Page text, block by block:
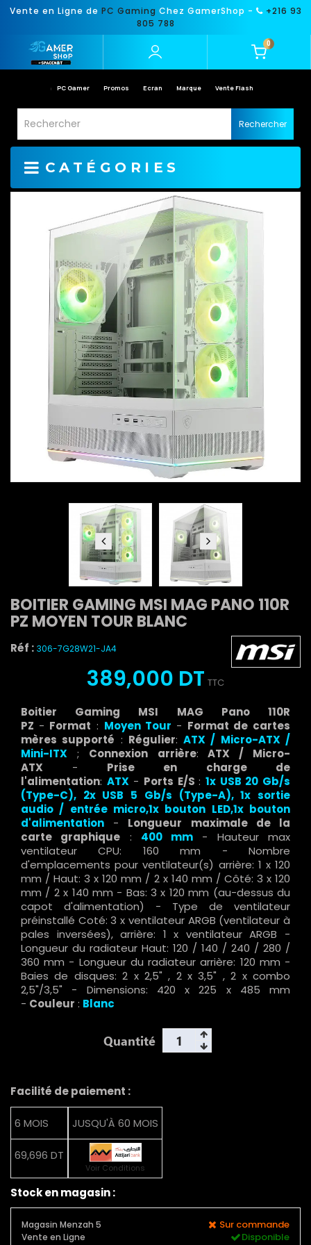
Vente en Ligne de PC Gaming Chez GamerShop -
+216 93
805 788
0
PC Gamer Promos Ecran Marque Vente Flash
Rechercher
CATÉGORIES
BOITIER GAMING MSI MAG PANO 110R
PZ MOYEN TOUR BLANC
Réf : 306-7G28W21-JA4
389,000 DT TTC
Boitier Gaming MSI MAG Pano 110R
PZ - Format : Moyen Tour - Format de cartes
mères supporté : Régulier:ATX / Micro-ATX /
Mini-ITX ; Connexion arrière: ATX / Micro-
ATX - Prise en charge de
l'alimentation: ATX- Ports E/S:1x USB 20 Gb/s
(Type-C), 2x USB 5 Gb/s (Type-A), 1x sortie
audio / entrée micro,1x bouton LED,1x bouton
d'alimentation - Longueur maximale de la
carte graphique : 400 mm
- Hauteur max
ventilateur CPU: 160 mm - Nombre
d'emplacements pour ventilateur(s) arrière: 1 x 120
mm / Haut: 3 x 120 mm / 2 x 140 mm / Côté: 3 x 120
mm / 2 x 140 mm - Bas: 3 x 120 mm (au-dessus du
capot d'alimentation) - Type de ventilateur
préinstallé Coté: 3 x ventilateur ARGB (ventilateur à
pales inversées), arrière: 1 x ventilateur ARGB -
Longueur du radiateur Haut: 120 / 140 / 240 / 280 /
360 mm - Longueur du radiateur arrière: 120 mm -
Baies de disques: 2 x 2,5" , 2 x 3,5" , 2 x combo
2,5"/3,5" - Dimensions: 420 x 225 x 485 mm
- Couleur : Blanc
Quantité
Facilité de paiement :
6 MOIS
69,696 DT
JUSQU'À 60 MOIS
Voir Conditions
Stock en magasin :
Magasin Menzah 5 Sur commande
Vente en Ligne Disponible